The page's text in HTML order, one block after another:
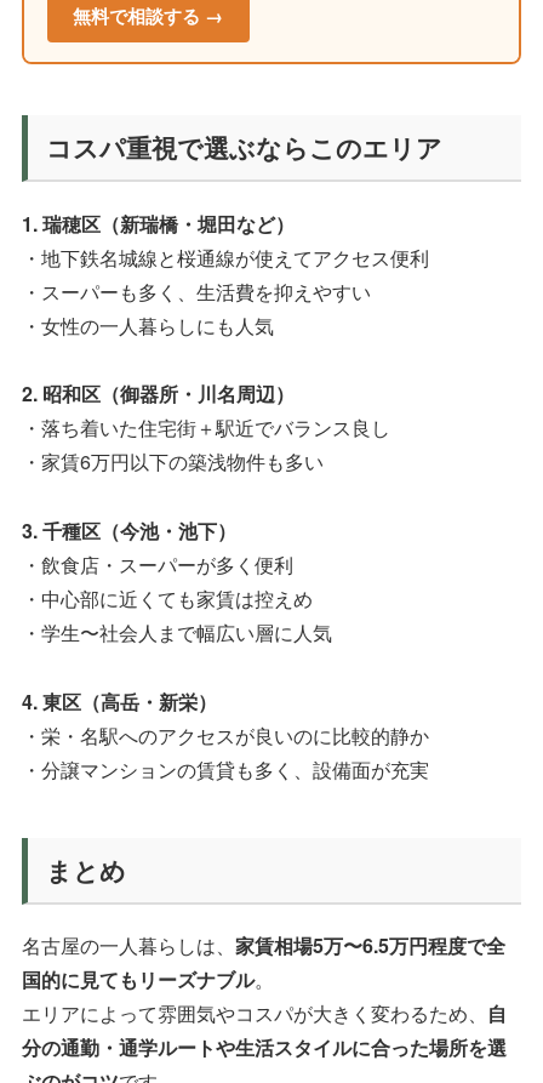
無料で相談する →
コスパ重視で選ぶならこのエリア
1. 瑞穂区（新瑞橋・堀田など）
・地下鉄名城線と桜通線が使えてアクセス便利
・スーパーも多く、生活費を抑えやすい
・女性の一人暮らしにも人気
2. 昭和区（御器所・川名周辺）
・落ち着いた住宅街＋駅近でバランス良し
・家賃6万円以下の築浅物件も多い
3. 千種区（今池・池下）
・飲食店・スーパーが多く便利
・中心部に近くても家賃は控えめ
・学生〜社会人まで幅広い層に人気
4. 東区（高岳・新栄）
・栄・名駅へのアクセスが良いのに比較的静か
・分譲マンションの賃貸も多く、設備面が充実
まとめ
名古屋の一人暮らしは、 家賃相場5万〜6.5万円程度で全
国的に見てもリーズナブル。
エリアによって雰囲気やコスパが大きく変わるため、 自
分の通勤・通学ルートや生活スタイルに合った場所を選